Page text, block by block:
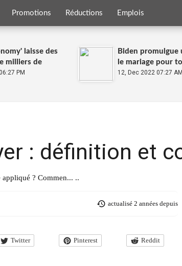
Promotions Réductions Emplois
laisse des
milliers de
sur le carreau
PM
Biden promulgue
le mariage pour
12, Dec 2022 07:27 AM
: définition et
appliqué ? Commen... ..
actualisé 2 années depuis
Twitter Pinterest Reddit